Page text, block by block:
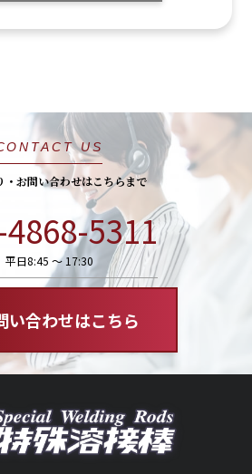
US
・お問い合わせはこちらまで
5311
平日8:45 〜 17:30
い合わせはこちら